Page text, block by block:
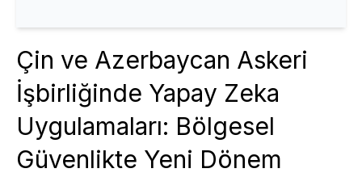
Çin ve Azerbaycan Askeri
İşbirliğinde Yapay Zeka
Uygulamaları: Bölgesel
Güvenlikte Yeni Dönem